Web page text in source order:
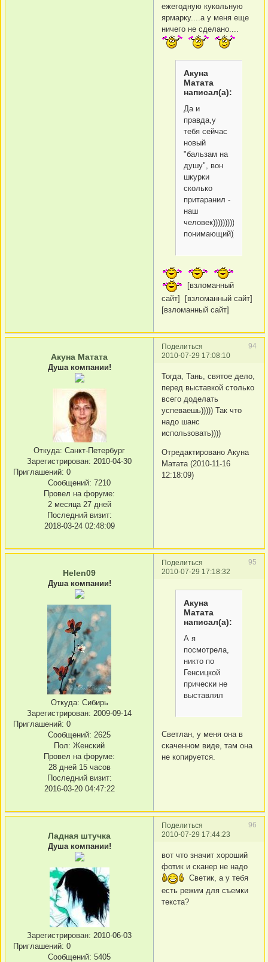
ежегодную кукольную
ярмарку....а у меня еще
ничего не сделано....
Акуна
Матата
написал(а):
Да и
правда,у
тебя сейчас
новый
"бальзам на
душу", вон
шкурки
сколько
притаранил -
наш
человек)))))))))))))),
понимающий))))
[взломанный
сайт] [взломанный сайт]
[взломанный сайт]
Поделиться
94
2010-07-29 17:08:10
Акуна Матата
Душа компании!
Откуда: Санкт-Петербург
Зарегистрирован: 2010-04-30
Приглашений: 0
Сообщений: 7210
Провел на форуме:
2 месяца 27 дней
Последний визит:
2018-03-24 02:48:09
Тогда, Тань, святое дело,
перед выставкой столько
всего доделать
успеваешь))))) Так что
надо шанс
использовать))))
Отредактировано Акуна
Матата (2010-11-16
12:18:09)
Поделиться
95
2010-07-29 17:18:32
Helen09
Душа компании!
Откуда: Сибирь
Зарегистрирован: 2009-09-14
Приглашений: 0
Сообщений: 2625
Пол: Женский
Провел на форуме:
28 дней 15 часов
Последний визит:
2016-03-20 04:47:22
Акуна
Матата
написал(а):
А я
посмотрела,
никто по
Генсицкой
прически не
выставлял
Светлан, у меня она в
скаченном виде, там она
не копируется.
Поделиться
96
2010-07-29 17:44:23
Ладная штучка
Душа компании!
Зарегистрирован: 2010-06-03
Приглашений: 0
Сообщений: 5405
вот что значит хороший
фотик и сканер не надо
Светик, а у тебя
есть режим для съемки
текста?